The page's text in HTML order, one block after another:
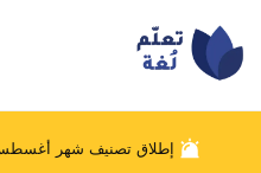
إطلاق تصنيف شهر